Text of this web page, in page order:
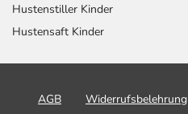
Hustenstiller Kinder
Hustensaft Kinder
AGB Widerrufsbelehrung